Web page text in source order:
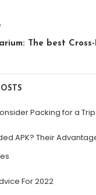
The best Cross-
Packing for a Trip
APK? Their
For 2022